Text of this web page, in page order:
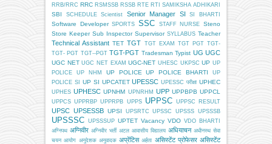
RRB/RRC RRC RSMSSB RSSB RTE RTI SAMIKSHA ADHIKARI
SBI SCHEDULE Scientist Senior Manager SI SI BHARTI
Software Developer SPORTS SSC STAFF NURSE
Steno
Store Keeper Sub Inspector Supervisor SYLLABUS Teacher
Technical Assistant TET TGT TGT EXAM TGT PGT TGT-
TGT- PGT TGT--PGT TGT-PGT Tradesman Typist UG UGC
UGC NET UGC NET EXAM UGC-NET UHESC UKPSC UP UP
POLICE
UP NHM UP POLICE UP POLICE BHARTI
UP
POLICE SI
UP SI UPCATET UPESSC UPESSC परीक्षा UPHEC
UPHES UPHESC UPNHM UPNRHM UPP UPPBPB UPPCL
UPPCS UPPRBP UPPRPB UPPS UPPSC UPPSC RESULT
UPSC UPSESSB UPSI UPSRTC UPSSC UPSSS UPSSSB
UPSSSC UPSSSUP UPTET Vacancy VDO VDO BHARTI
अग्निपथ अग्निवीर अग्निवीर भर्ती अटल आवासीय विद्यालय अधियाचन अधीनस्थ सेवा
चयन आयोग अनुदेशक अनुवादक अप्रेंटिस अर्हता असिस्टेंट प्रोफेसर असिस्टेंट